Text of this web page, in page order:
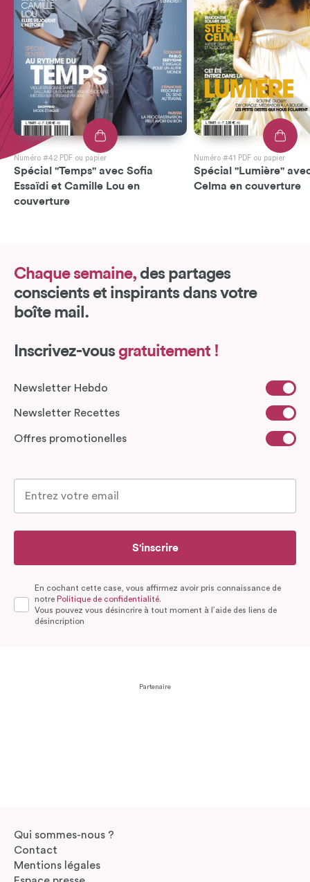
Numéro #42 PDF ou papier
Spécial "Temps" avec Sofia
Essaïdi et Camille Lou en
couverture
Numéro #41 PDF ou papier
Spécial "Lumière"
Celma en couverture
Chaque semaine, des partages
conscients et inspirants dans votre
boîte mail.
Inscrivez-vous gratuitement !
Newsletter Hebdo
Newsletter Recettes
Offres promotionelles
S'inscrire
En cochant cette case, vous affirmez avoir pris connaissance de
notre Politique de confidentialité.
Vous pouvez vous désincrire à tout moment à l’aide des liens de
désincription
Partenaire
Qui sommes-nous ?
Contact
Mentions légales